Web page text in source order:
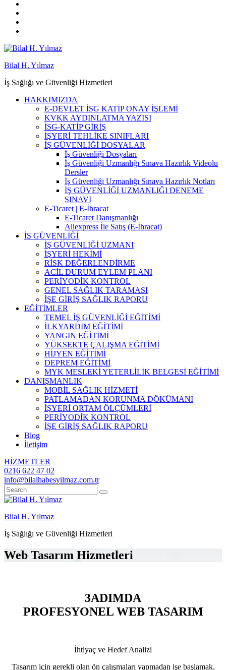
Bilal H. Yılmaz
İş Sağlığı ve Güvenliği Hizmetleri
HAKKIMIZDA
E-DEVLET İSG KATİP ONAY İŞLEMİ
KVKK AYDINLATMA YAZISI
İSG-KATİP GİRİŞ
İŞYERİ TEHLİKE SINIFLARI
İŞ GÜVENLİĞİ DOSYALAR
İş Güvenliği Dosyaları
İş Güvenliği Uzmanlığı Sınava Hazırlık Videolu
Dersler
İş Güvenliği Uzmanlığı Sınava Hazırlık Notları
İŞ GÜVENLİĞİ UZMANLIĞI DENEME
SINAVI
E-Ticaret | E-İhracat
E-Ticaret Danışmanlığı
Aliexpress İle Satış (E-İhracat)
İŞ GÜVENLİĞİ
İŞ GÜVENLİĞİ UZMANI
İŞYERİ HEKİMİ
RİSK DEĞERLENDİRME
ACİL DURUM EYLEM PLANI
PERİYODİK KONTROL
GENEL SAĞLIK TARAMASI
İŞE GİRİŞ SAĞLIK RAPORU
EĞİTİMLER
TEMEL İŞ GÜVENLİĞİ EĞİTİMİ
İLKYARDIM EĞİTİMİ
YANGIN EĞİTİMİ
YÜKSEKTE ÇALIŞMA EĞİTİMİ
HİJYEN EĞİTİMİ
DEPREM EĞİTİMİ
MYK MESLEKİ YETERLİLİK BELGESİ EĞİTİMİ
DANIŞMANLIK
MOBİL SAĞLIK HİZMETİ
PATLAMADAN KORUNMA DÖKÜMANI
İŞYERİ ORTAM ÖLÇÜMLERİ
PERİYODİK KONTROL
İŞE GİRİŞ SAĞLIK RAPORU
Blog
İletişim
HİZMETLER
0216 622 47 02
info@bilalhabesyilmaz.com.tr
Bilal H. Yılmaz
İş Sağlığı ve Güvenliği Hizmetleri
Web Tasarım Hizmetleri
3ADIMDA
PROFESYONEL WEB TASARIM
İhtiyaç ve Hedef Analizi
Tasarım için gerekli olan ön çalışmaları yapmadan işe başlamak,